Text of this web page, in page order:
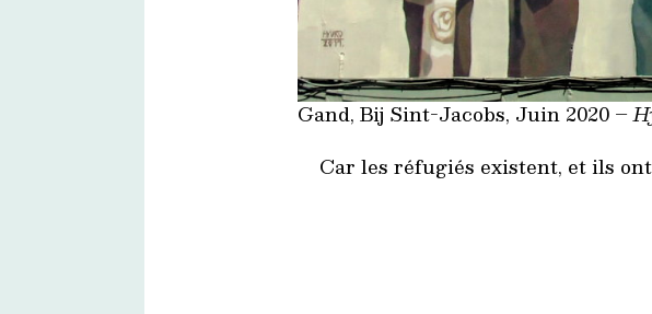
Gand, Bij Sint-Jacobs, Juin 2020 –
Car les réfugiés existent, et ils